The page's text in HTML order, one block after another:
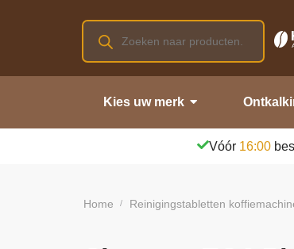
Kies uw merk
Vóór 16:00
Home / Reinigingstabletten